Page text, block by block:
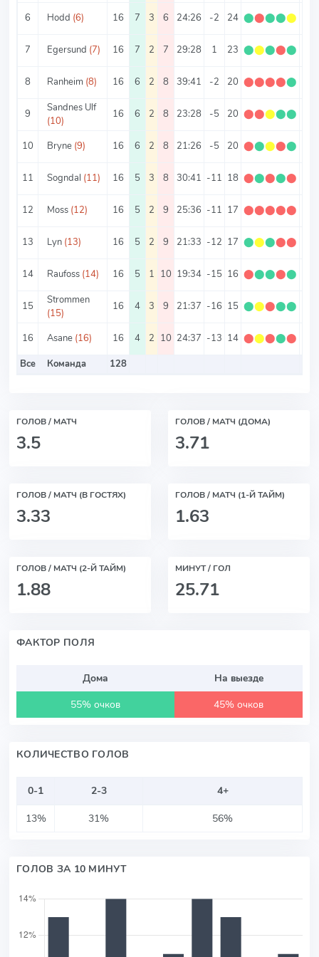
6 Hodd (6) 16 7 3 6 24:26 -2 24 ⬤⬤⬤⬤⬤
7 Egersund (7) 16 7 2 7 29:28 1 23 ⬤⬤⬤⬤⬤
8 Ranheim (8) 16 6 2 8 39:41 -2 20 ⬤⬤⬤⬤⬤
9
Sandnes Ulf
(10)
16 6 2 8 23:28 -5 20 ⬤⬤⬤⬤⬤
10 Bryne (9) 16 6 2 8 21:26 -5 20 ⬤⬤⬤⬤⬤
11 Sogndal (11) 16 5 3 8 30:41 -11 18 ⬤⬤⬤⬤⬤
12 Moss (12) 16 5 2 9 25:36 -11 17 ⬤⬤⬤⬤⬤
13 Lyn (13) 16 5 2 9 21:33 -12 17 ⬤⬤⬤⬤⬤
14 Raufoss (14) 16 5 1 10 19:34 -15 16 ⬤⬤⬤⬤⬤
15
Strommen
(15)
16 4 3 9 21:37 -16 15 ⬤⬤⬤⬤⬤
16 Asane (16) 16 4 2 10 24:37 -13 14 ⬤⬤⬤⬤⬤
Все
Команда 128
ГОЛОВ / МАТЧ
3.5
ГОЛОВ / МАТЧ (ДОМА)
3.71
ГОЛОВ / МАТЧ (В ГОСТЯХ)
3.33
ГОЛОВ / МАТЧ (1-Й ТАЙМ)
1.63
ГОЛОВ / МАТЧ (2-Й ТАЙМ)
1.88
МИНУТ / ГОЛ
25.71
ФАКТОР ПОЛЯ
Дома
На выезде
55% очков
45% очков
КОЛИЧЕСТВО ГОЛОВ
0-1 2-3
4+
13%
31% 56%
ГОЛОВ ЗА 10 МИНУТ